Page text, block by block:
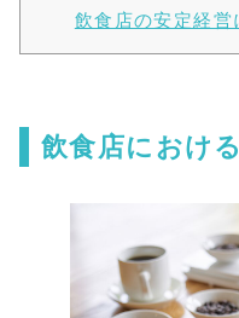
飲食店の安定経営
飲食店におけ